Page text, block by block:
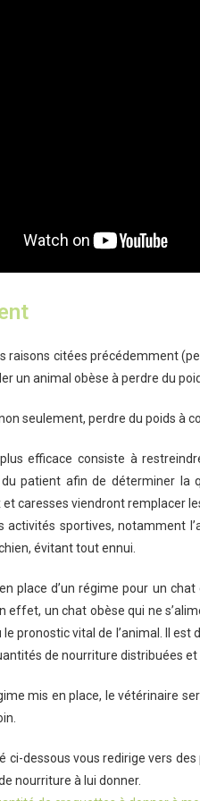
raisons citées précédemment
un animal obèse à perdre du
non seulement, perdre du poids
efficace consiste à
patient afin de déterminer la
et caresses viendront remplacer
activités sportives, notamment
évitant tout ennui.
en place d’un régime pour un
effet, un chat obèse qui ne
pronostic vital de l’animal. Il
de nourriture distribuées et
mis en place, le vétérinaire
ci-dessous vous redirige vers
nourriture à lui donner.